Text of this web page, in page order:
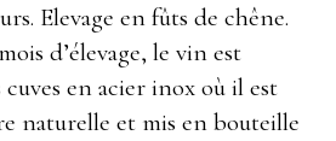
Elevage en fûts de chêne.
d’élevage, le vin est
cuves en acier inox où il est
naturelle et mis en bouteille